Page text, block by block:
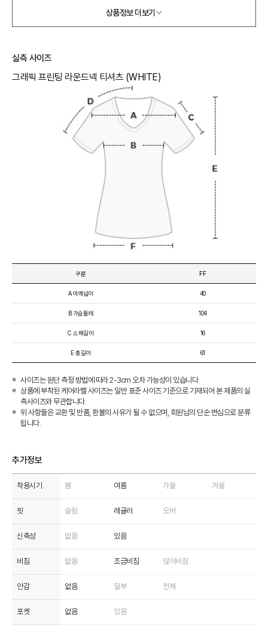
상품정보 더보기
실측 사이즈
그래픽 프린팅 라운드넥 티셔츠 (WHITE)
구분
A 어깨넓이
B 가슴둘레
C 소매길이
E 총길이
FF
40
104
16
61
사이즈는 원단 측정 방법에 따라 2-3cm 오차 가능성이 있습니다.
상품에 부착된 케어라벨 사이즈는 일반 표준 사이즈 기준으로 기재되어 본 제품의 실
측사이즈와 무관합니다.
위 사항들은 교환 및 반품, 환불의 사유가 될 수 없으며, 회원님의 단순 변심으로 분류
됩니다.
추가정보
착용시기 봄 여름 가을 겨울
핏 슬림 레귤러 오버
신축성 없음 있음
비침 없음 조금비침 많이비침
안감 없음 일부 전체
포켓 없음 있음